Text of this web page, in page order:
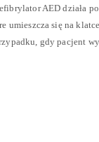
AED działa
umieszcza się na
gdy pacjent